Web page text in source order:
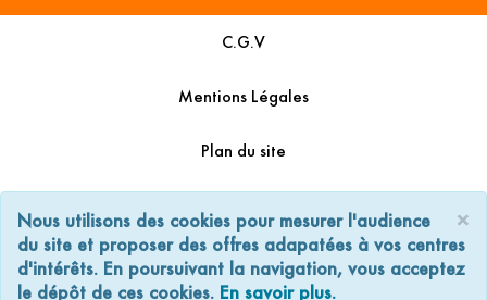
C.G.V
Mentions Légales
Plan du site
Nous contacter
×
Nous utilisons des cookies pour mesurer l'audience
du site et proposer des offres adapatées à vos centres
d'intérêts. En poursuivant la navigation, vous acceptez
le dépôt de ces cookies. En savoir plus.